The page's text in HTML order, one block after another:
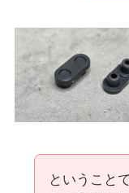
ということ